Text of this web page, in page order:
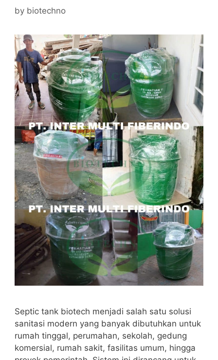
by biotechno
Septic tank biotech menjadi salah satu solusi
sanitasi modern yang banyak dibutuhkan untuk
rumah tinggal, perumahan, sekolah, gedung
komersial, rumah sakit, fasilitas umum, hingga